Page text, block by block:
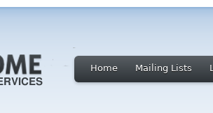
Home Mailing Lists